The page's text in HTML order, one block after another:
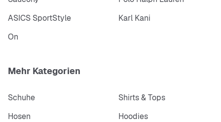
ASICS SportStyle
Karl Kani
On
Mehr Kategorien
Schuhe
Shirts & Tops
Hosen
Hoodies